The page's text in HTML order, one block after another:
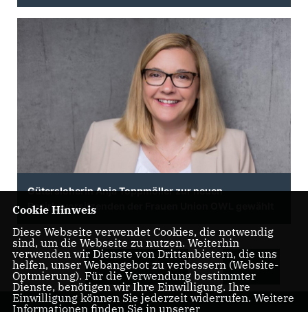
Gütersloherin Anja Toppmöller zur neuen
Bezirksvorsitzenden der Frauen Union OWL gewählt
ALLE BEITRÄGE MEHR
Cookie Hinweis
Diese Webseite verwendet Cookies, die notwendig
sind, um die Webseite zu nutzen. Weiterhin
verwenden wir Dienste von Drittanbietern, die uns
helfen, unser Webangebot zu verbessern (Website-
Optmierung). Für die Verwendung bestimmter
Dienste, benötigen wir Ihre Einwilligung. Ihre
Einwilligung können Sie jederzeit widerrufen. Weitere
Informationen finden Sie in unserer